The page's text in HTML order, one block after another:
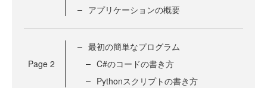
アプリケーションの概要
Page 2
最初の簡単なプログラム
C#のコードの書き方
Pythonスクリプトの書き方